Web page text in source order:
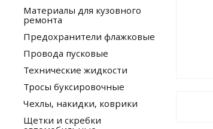
Материалы для кузовного
ремонта
Предохранители флажковые
Провода пусковые
Технические жидкости
Тросы буксировочные
Чехлы, накидки, коврики
Щетки и скребки